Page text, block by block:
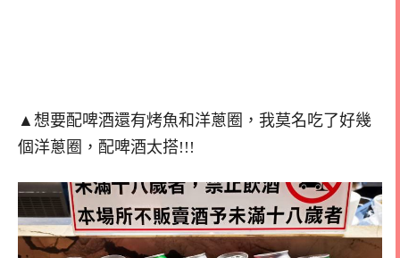
▲想要配啤酒還有烤魚和洋蔥圈，我莫名吃了好幾
個洋蔥圈，配啤酒太搭!!!